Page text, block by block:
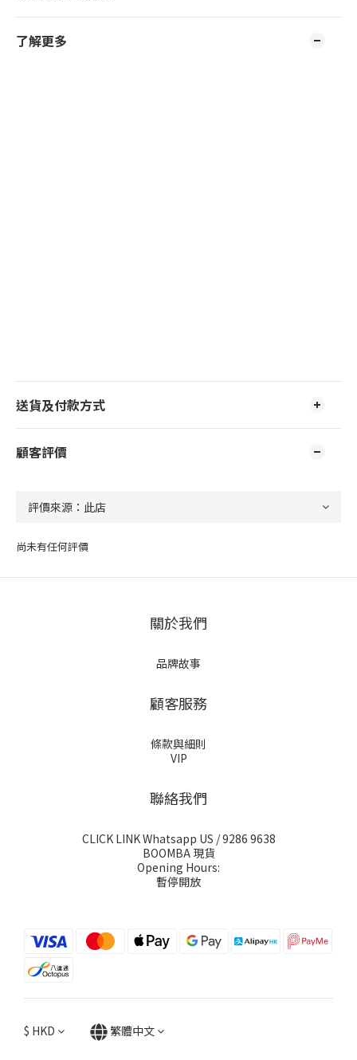
了解更多
送貨及付款方式
顧客評價
尚未有任何評價
關於我們
品牌故事
顧客服務
條款與細則
VIP
聯絡我們
CLICK LINK Whatsapp US / 9286 9638
BOOMBA 現貨
Opening Hours:
暫停開放
$ HKD 繁體中文